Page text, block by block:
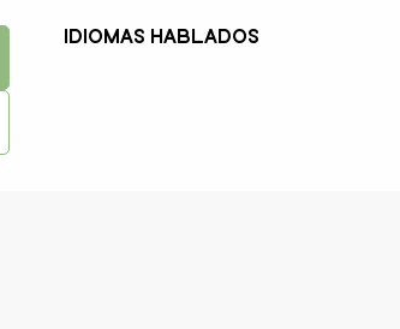
Idiomas hablados
Idiomas hablados